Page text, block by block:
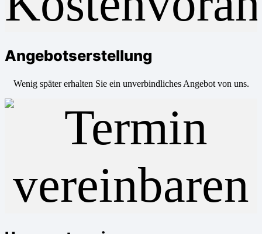
Angebotserstellung
Wenig später erhalten Sie ein unverbindliches Angebot von uns.